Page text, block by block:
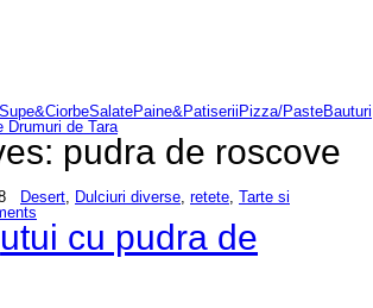
Supe&CiorbeSalatePaine&Patiserii Pizza/PasteBauturi
Drumuri de Tara
pudra de roscove
Desert, Dulciuri diverse, retete, Tarte si
cu pudra de